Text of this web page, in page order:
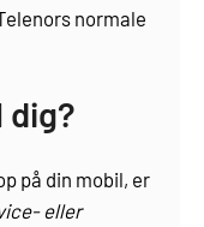
normale
dig?
på din mobil, er
eller